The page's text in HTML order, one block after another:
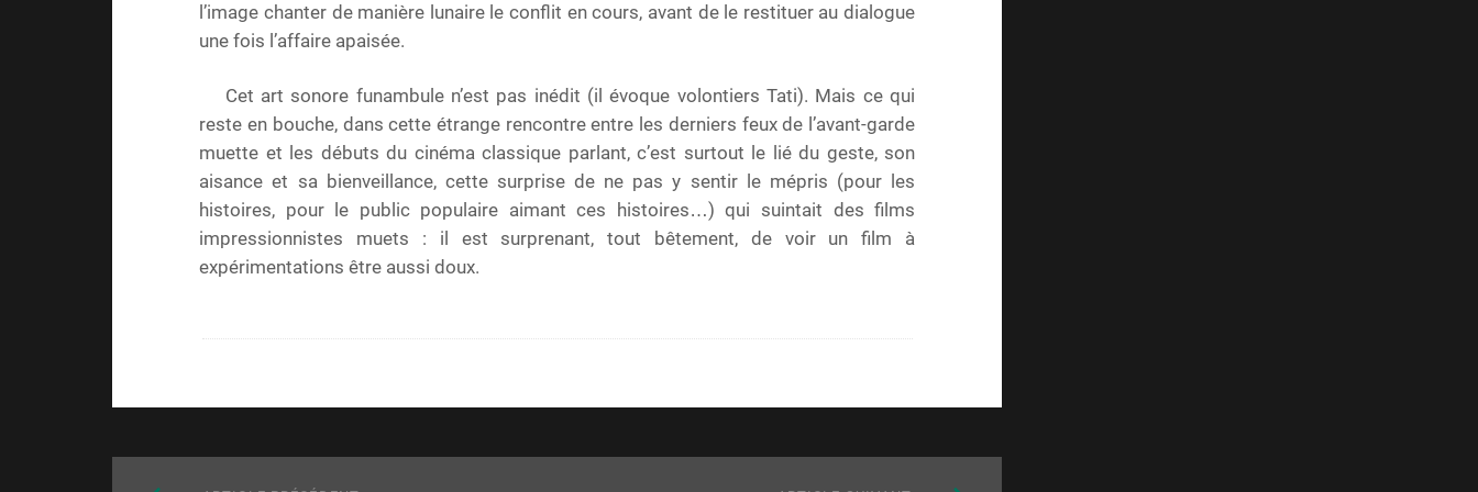
l’image chanter de manière lunaire le conflit en cours, avant de le restituer au dialogue
une fois l’affaire apaisée.
Cet art sonore funambule n’est pas inédit (il évoque volontiers Tati). Mais ce qui
reste en bouche, dans cette étrange rencontre entre les derniers feux de l’avant-garde
muette et les débuts du cinéma classique parlant, c’est surtout le lié du geste, son
aisance et sa bienveillance, cette surprise de ne pas y sentir le mépris (pour les
histoires, pour le public populaire aimant ces histoires…) qui suintait des films
impressionnistes muets : il est surprenant, tout bêtement, de voir un film à
expérimentations être aussi doux.